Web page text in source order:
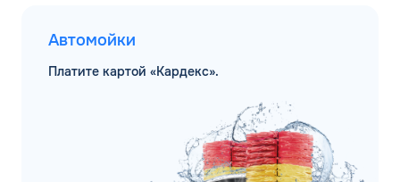
Автомойки
Платите картой «Кардекс».